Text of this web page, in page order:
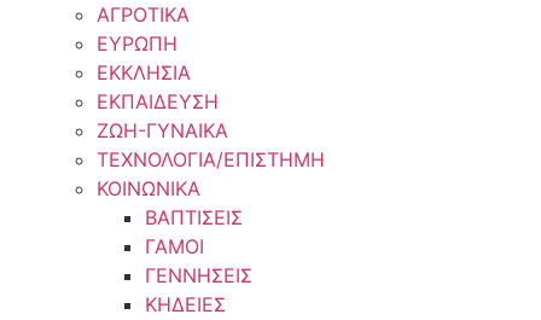
ΑΓΡΟΤΙΚΑ
ΕΥΡΩΠΗ
ΕΚΚΛΗΣΙΑ
ΕΚΠΑΙΔΕΥΣΗ
ΖΩΗ-ΓΥΝΑΙΚΑ
ΤΕΧΝΟΛΟΓΙΑ/ΕΠΙΣΤΗΜΗ
ΚΟΙΝΩΝΙΚΑ
ΒΑΠΤΙΣΕΙΣ
ΓΑΜΟΙ
ΓΕΝΝΗΣΕΙΣ
ΚΗΔΕΙΕΣ